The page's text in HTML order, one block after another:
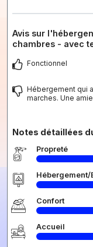
Avis sur
chambres - avec
Fonctionnel
Hébergement qui
marches. Une
Notes détaillées
Propreté
Hébergement/
Confort
Accueil